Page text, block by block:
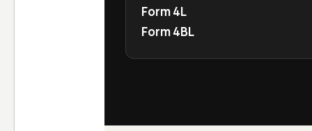
Form 4L
Form 4BL